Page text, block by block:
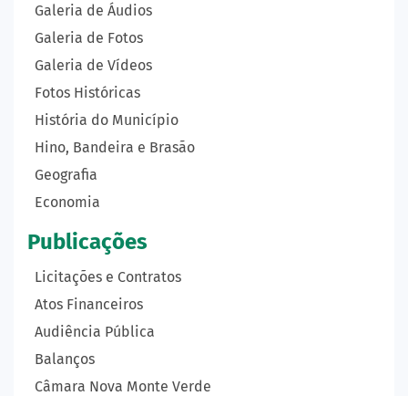
Galeria de Áudios
Galeria de Fotos
Galeria de Vídeos
Fotos Históricas
História do Município
Hino, Bandeira e Brasão
Geografia
Economia
Publicações
Licitações e Contratos
Atos Financeiros
Audiência Pública
Balanços
Câmara Nova Monte Verde